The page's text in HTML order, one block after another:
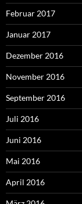
Februar 2017
Januar 2017
Dezember 2016
November 2016
September 2016
Juli 2016
Juni 2016
Mai 2016
April 2016